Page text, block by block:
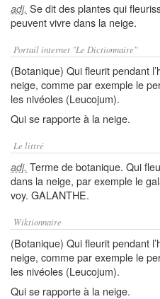
adj. Se dit des plantes qui
peuvent vivre dans la neige.
Portail internet "Le Dictionnaire"
(Botanique) Qui fleurit pendant
neige, comme par exemple le
les nivéoles (Leucojum).
Qui se rapporte à la neige.
Le littré
adj. Terme de botanique. Qui
dans la neige, par exemple le
voy. GALANTHE.
Wiktionnaire
(Botanique) Qui fleurit pendant
neige, comme par exemple le
les nivéoles (Leucojum).
Qui se rapporte à la neige.